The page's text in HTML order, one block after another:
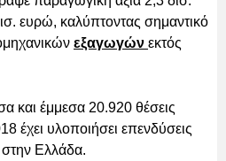
ευρώ, καλύπτοντας σημαντικό
εξαγωγών εκτός
και έμμεσα 20.920 θέσεις
έχει υλοποιήσει επενδύσεις
Ελλάδα.